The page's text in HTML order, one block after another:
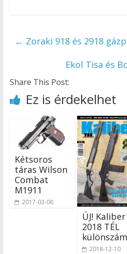
← Zoraki 918 és 2918
Ekol Tisa és
Share This Post:
Ez is érdekelhet
Kétsoros
táras Wilson
Combat
M1911
2017-03-08
ÚJ! Kaliber
2018 TÉL
különszám
2018-12-10